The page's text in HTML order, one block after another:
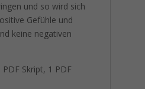
und so wird sich
Gefühle und
keine negativen
Skript, 1 PDF